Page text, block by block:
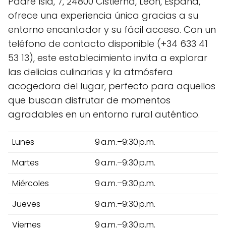
ofrece una experiencia única gracias a su
entorno encantador y su fácil acceso. Con un
teléfono de contacto disponible (+34 633 41
53 13), este establecimiento invita a explorar
las delicias culinarias y la atmósfera
acogedora del lugar, perfecto para aquellos
que buscan disfrutar de momentos
agradables en un entorno rural auténtico.
Lunes
9 a.m.–9:30 p.m.
Martes
9 a.m.–9:30 p.m.
Miércoles
9 a.m.–9:30 p.m.
Jueves
9 a.m.–9:30 p.m.
Viernes
9 a.m.–9:30 p.m.